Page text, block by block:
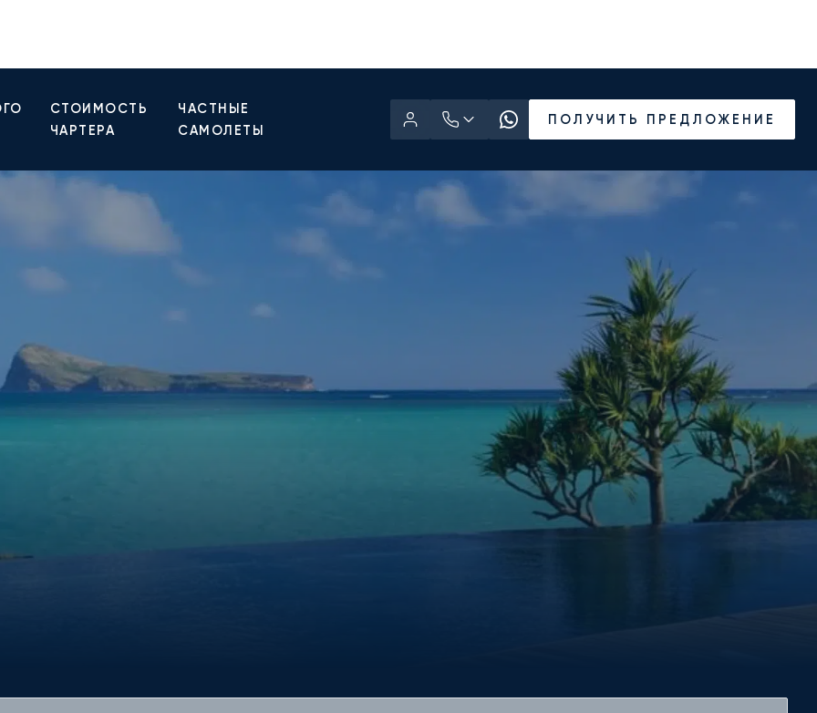
СТОИМОСТЬ
ЧАРТЕРА
ЧАСТНЫЕ
САМОЛЕТЫ
ПОЛУЧИТЬ ПРЕДЛОЖЕНИЕ